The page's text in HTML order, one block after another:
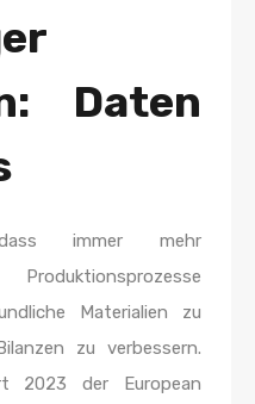
Daten
immer mehr
Materialien zu
zu verbessern.
2023 der European